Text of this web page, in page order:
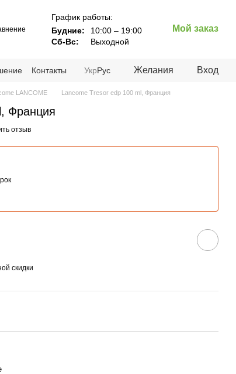
График работы:
Будние:
10:00 – 19:00
Сб-Вс:
Выходной
Мой заказ
Контакты
УкрРус Желания Вход
LANCOME Lancome Tresor edp 100 ml, Франция
Франция
отзыв
скидки